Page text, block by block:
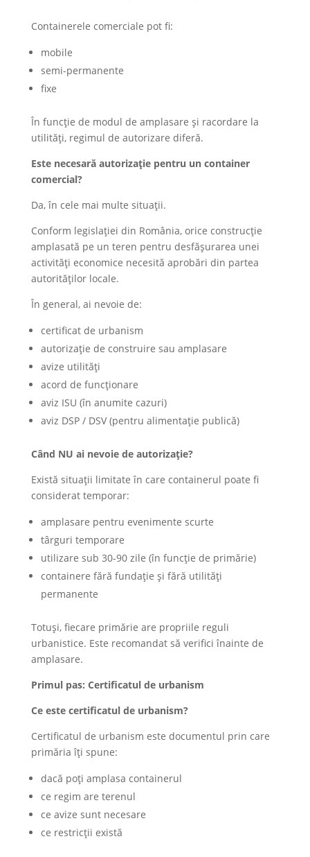
Containerele comerciale pot fi:
mobile
semi-permanente
fixe
În funcție de modul de amplasare și racordare la
utilități, regimul de autorizare diferă.
Este necesară autorizație pentru un container
comercial?
Da, în cele mai multe situații.
Conform legislației din România, orice construcție
amplasată pe un teren pentru desfășurarea unei
activități economice necesită aprobări din partea
autorităților locale.
În general, ai nevoie de:
certificat de urbanism
autorizație de construire sau amplasare
avize utilități
acord de funcționare
aviz ISU (în anumite cazuri)
aviz DSP / DSV (pentru alimentație publică)
Când NU ai nevoie de autorizație?
Există situații limitate în care containerul poate fi
considerat temporar:
amplasare pentru evenimente scurte
târguri temporare
utilizare sub 30-90 zile (în funcție de primărie)
containere fără fundație și fără utilități
permanente
Totuși, fiecare primărie are propriile reguli
urbanistice. Este recomandat să verifici înainte de
amplasare.
Primul pas: Certificatul de urbanism
Ce este certificatul de urbanism?
Certificatul de urbanism este documentul prin care
primăria îți spune:
dacă poți amplasa containerul
ce regim are terenul
ce avize sunt necesare
ce restricții există